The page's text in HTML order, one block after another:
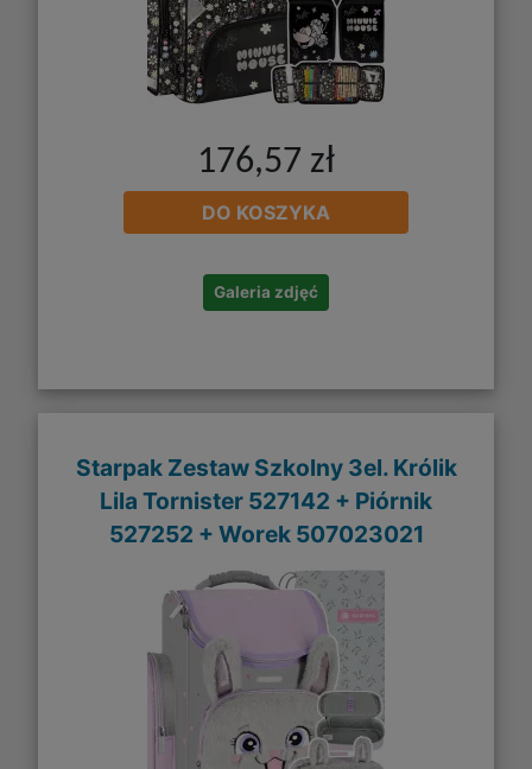
176,57 zł
DO KOSZYKA
Galeria zdjęć
Starpak Zestaw Szkolny 3el. Królik
Lila Tornister 527142 + Piórnik
527252 + Worek 507023021